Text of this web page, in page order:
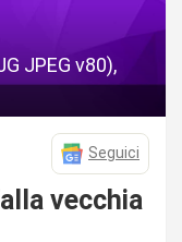
JPEG v80),
Seguici
vecchia